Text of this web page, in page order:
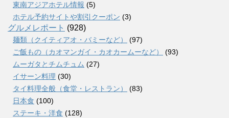
東南アジアホテル情報 (5)
ホテル予約サイトや割引クーポン (3)
グルメレポート (928)
麺類（クイティアオ・バミーなど）
(97)
ご飯もの（カオマンガイ・カオカームーなど）
(93)
ムーガタとチムチュム (27)
イサーン料理 (30)
タイ料理全般（食堂・レストラン）
(83)
日本食 (100)
ステーキ・洋食 (128)